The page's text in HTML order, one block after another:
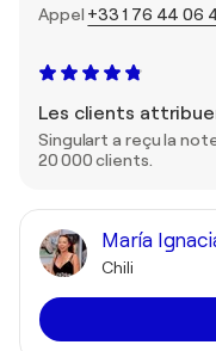
Appel +33 1 76 44 06
Les clients
Singulart a reçu la
20 000 clients.
María
Chili